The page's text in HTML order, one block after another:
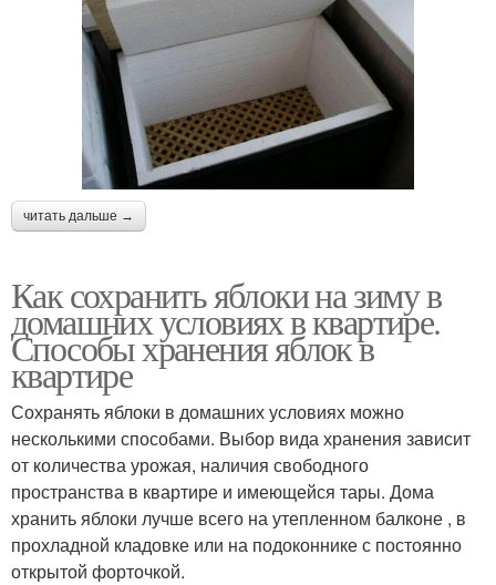
читать дальше →
Как сохранить яблоки на зиму в
домашних условиях в квартире.
Способы хранения яблок в
квартире
Сохранять яблоки в домашних условиях можно
несколькими способами. Выбор вида хранения зависит
от количества урожая, наличия свободного
пространства в квартире и имеющейся тары. Дома
хранить яблоки лучше всего на утепленном балконе , в
прохладной кладовке или на подоконнике с постоянно
открытой форточкой.